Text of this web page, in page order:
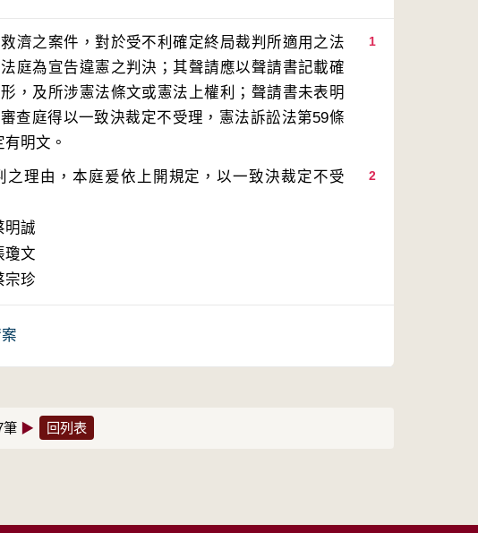
1
濟之案件，對於受不利確定終局裁判所適用之法
庭為宣告違憲之判決；其聲請應以聲請書記載確
，及所涉憲法條文或憲法上權利；聲請書未表明
查庭得以一致決裁定不受理，憲法訴訟法第59條
2
理由，本庭爰依上開規定，以一致決裁定不受
明誠
瓊文
宗珍
筆 ▶ 回列表